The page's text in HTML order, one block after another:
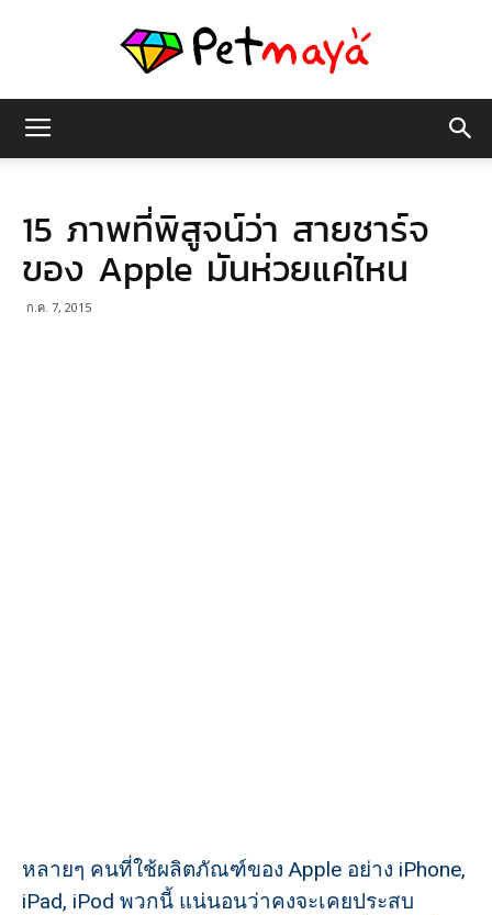
มายา
15 ภาพที่พิสูจน์ว่า สายชาร์จ
ของ Apple มันห่วยแค่ไหน
ก.ค. 7, 2015
หลายๆ คนที่ใช้ผลิตภัณฑ์ของ Apple อย่าง iPhone,
iPad, iPod พวกนี้ แน่นอนว่าคงจะเคยประสบ